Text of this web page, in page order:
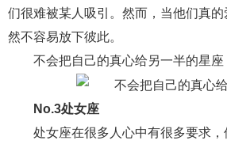
爱情诗句 狮子座男生 爱情
爱情小说 巨蟹座男生
不和 金牛座男生 白羊
财产分割
变心 感人 伤感 婚
们很难被某人吸引。然而，当他们真
然不容易放下彼此。
不会把自己的真心给另一半的星座
No.3处女座
处女座在很多人心中有很多要求，